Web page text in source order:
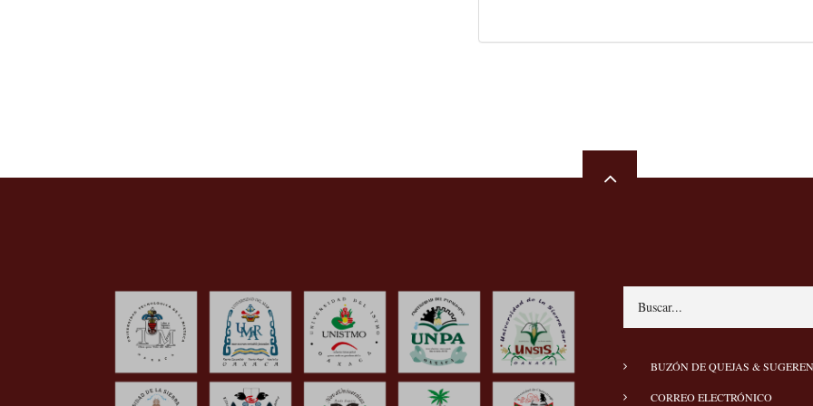
MENÚBUZÓN DE QUEJAS &
CORREO ELECTRÓNICO